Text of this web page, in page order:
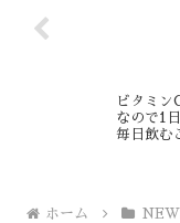
ビタミン
なので1
毎日飲む
ホーム